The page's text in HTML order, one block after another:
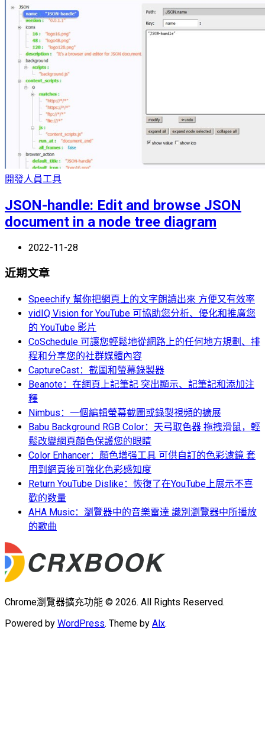
開發人員工具
JSON-handle: Edit and browse JSON
document in a node tree diagram
2022-11-28
近期文章
Speechify 幫你把網頁上的文字朗讀出來 方便又有效率
vidIQ Vision for YouTube 可協助您分析、優化和推廣您
的 YouTube 影片
CoSchedule 可讓您輕鬆地從網路上的任何地方規劃、排
程和分享您的社群媒體內容
CaptureCast：截圖和螢幕錄製器
Beanote：在網頁上記筆記 突出顯示、記筆記和添加注
釋
Nimbus：一個編輯螢幕截圖或錄製視頻的擴展
Babu Background RGB Color：天弓取色器 拖拽滑鼠，輕
鬆改變網頁顏色保護您的眼睛
Color Enhancer：顏色增强工具 可供自訂的色彩濾鏡 套
用到網頁後可強化色彩感知度
Return YouTube Dislike：恢復了在YouTube上展示不喜
歡的数量
AHA Music：瀏覽器中的音樂雷達 識別瀏覽器中所播放
的歌曲
Chrome瀏覽器擴充功能 © 2026. All Rights Reserved.
Powered by WordPress. Theme by Alx.